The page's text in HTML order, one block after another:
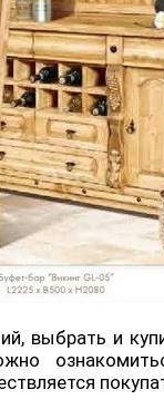
выбрать и